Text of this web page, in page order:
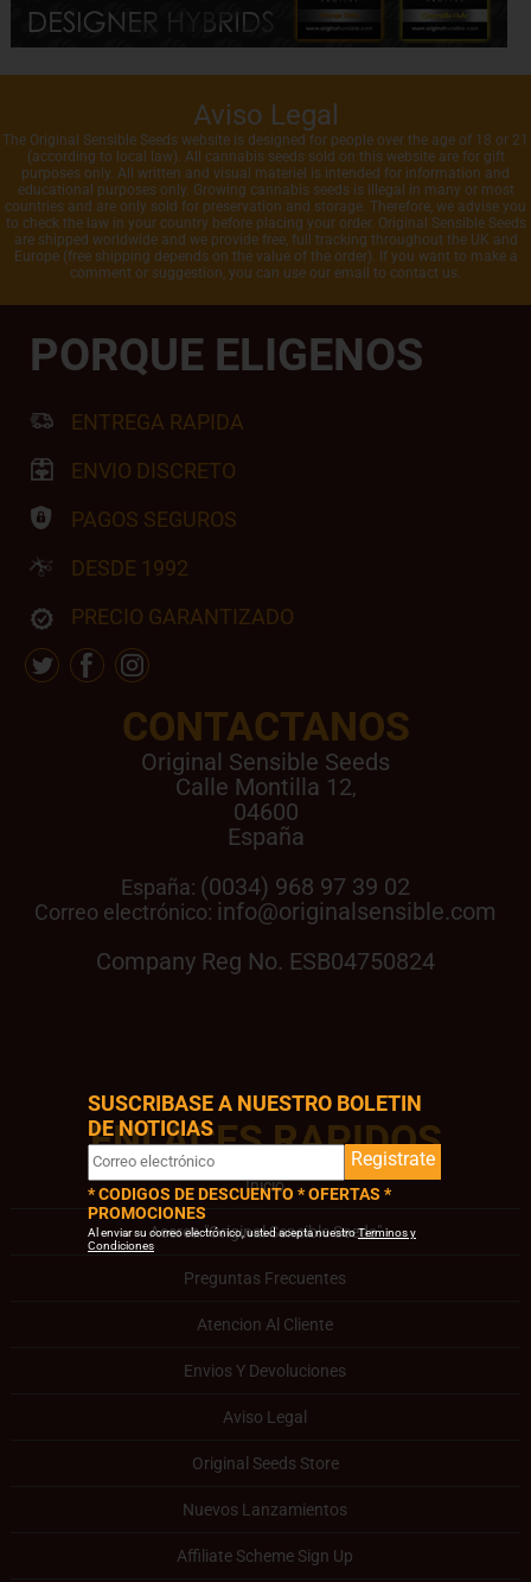
Aviso Legal
The Original Sensible Seeds website is designed for people over the age of 18 or 21
(according to local law). All cannabis seeds sold on this website are for gift
purposes only. All written and visual materiel is intended for information and
educational purposes only. Growing cannabis seeds is illegal in many or most
countries and are only sold for preservation and storage. Therefore, we advise you
to check the law in your country before placing your order. Original Sensible Seeds
are shipped worldwide and we provide free, full tracking throughout the UK and
Europe (free shipping depends on the value of the order). If you want to make a
comment or suggestion, you can use our email to contact us.
ENLACES RAPIDOS
Inicio
Acerca "Original Sensible Seeds"
Preguntas Frecuentes
Atencion Al Cliente
Envios Y Devoluciones
Aviso Legal
Original Seeds Store
Nuevos Lanzamientos
Affiliate Scheme Sign Up
CONTACTANOS
Original Sensible Seeds
Calle Montilla 12,
04600
España
España: (0034) 968 97 39 02
Correo electrónico: info@originalsensible.com
Company Reg No. ESB04750824
PORQUE ELIGENOS
ENTREGA RAPIDA
ENVIO DISCRETO
PAGOS SEGUROS
DESDE 1992
PRECIO GARANTIZADO
SUSCRIBASE A NUESTRO BOLETIN
DE NOTICIAS
Registrate
* CODIGOS DE DESCUENTO * OFERTAS *
PROMOCIONES
Al enviar su correo electrónico, usted acepta nuestroTerminos y
Condiciones